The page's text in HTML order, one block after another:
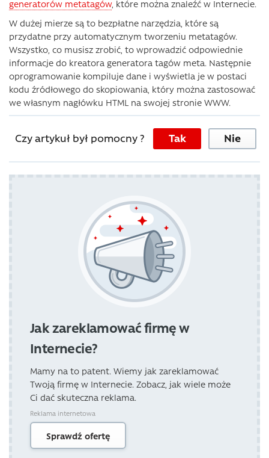
generatorów metatagów, które można znaleźć w Internecie.
W dużej mierze są to bezpłatne narzędzia, które są
przydatne przy automatycznym tworzeniu metatagów.
Wszystko, co musisz zrobić, to wprowadzić odpowiednie
informacje do kreatora generatora tagów meta. Następnie
oprogramowanie kompiluje dane i wyświetla je w postaci
kodu źródłowego do skopiowania, który można zastosować
we własnym nagłówku HTML na swojej stronie WWW.
Czy artykuł był pomocny ? Tak Nie
Jak zareklamować firmę w
Internecie?
Mamy na to patent. Wiemy jak zareklamować
Twoją firmę w Internecie. Zobacz, jak wiele może
Ci dać skuteczna reklama.
Reklama internetowa
Sprawdź ofertę